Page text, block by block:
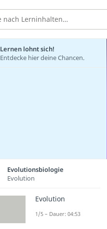
Lernen lohnt sich!
Entdecke hier deine Chancen.
Evolutionsbiologie
Evolution
Evolution
1/5 – Dauer: 04:53